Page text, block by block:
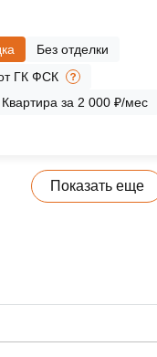
Без отделки
ГК ФСК
Квартира за 2 000 ₽/мес
Показать еще